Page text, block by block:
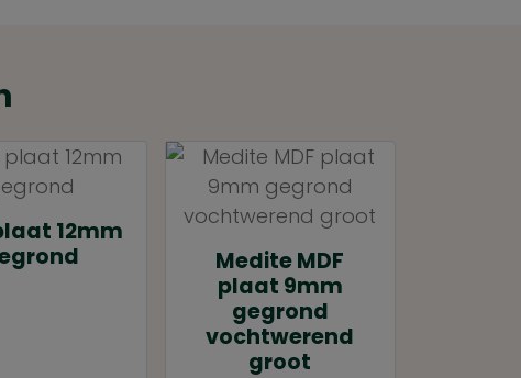
12mm
Medite MDF
plaat 9mm
gegrond
vochtwerend
groot